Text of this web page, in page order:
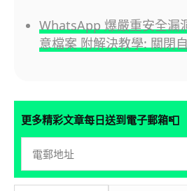
WhatsApp 爆嚴重安全漏
意檔案 附解決教學: 關閉
更多精彩文章每日送到電子郵箱📮